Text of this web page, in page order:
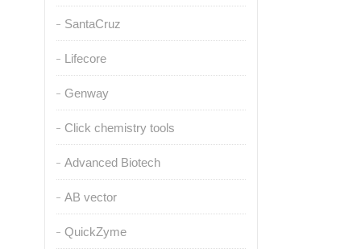
SantaCruz
Lifecore
Genway
Click chemistry tools
Advanced Biotech
AB vector
QuickZyme